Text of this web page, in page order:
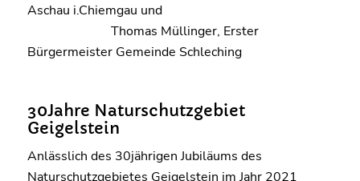
Aschau i.Chiemgau und
Thomas Müllinger, Erster
Bürgermeister Gemeinde Schleching
30Jahre Naturschutzgebiet
Geigelstein
Anlässlich des 30jährigen Jubiläums des
Naturschutzgebietes Geigelstein im Jahr 2021